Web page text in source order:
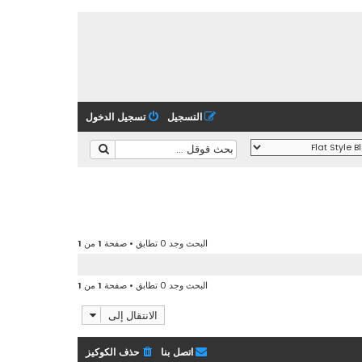
تسجيل الدخول التسجيل
البحث وجد 0 تطابق • صفحة 1 من 1
البحث وجد 0 تطابق • صفحة
1 من 1
الانتقال إلى
حذف الكوكيز اتصل بنا